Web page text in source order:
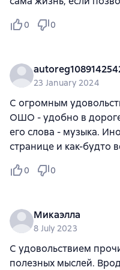
0 0
23 January 2024
С огромным
ОШО - удобно в
его слова - музыка.
странице и как-будто
0 0
Микаэлла
8 July 2023
С удовольствием
полезных мыслей.